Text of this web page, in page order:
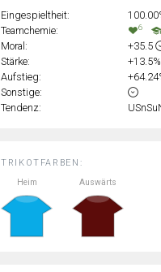
TRIKOTFARBEN:
Heim
Auswärts
Eingespieltheit:
Teamchemie:
6
Moral:
+35.5
Stärke:
Aufstieg:
Sonstige:
Tendenz: